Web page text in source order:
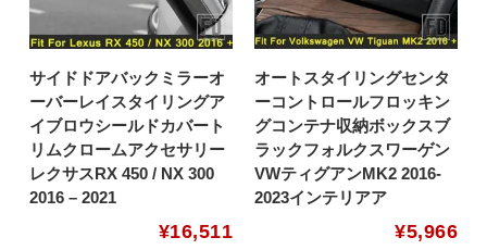
サイドドアバックミラーオ
ーバーレイスタイリングア
イブロウシールドカバート
リムクロームアクセサリー
レクサスRX 450 / NX 300
2016 – 2021
¥16,511
オートスタイリングセンタ
ーコントロールフロッキン
グコンテナ収納ボックスブ
ラックフォルクスワーゲン
VWティグアンMK2 2016-
2023インテリアア
¥5,966